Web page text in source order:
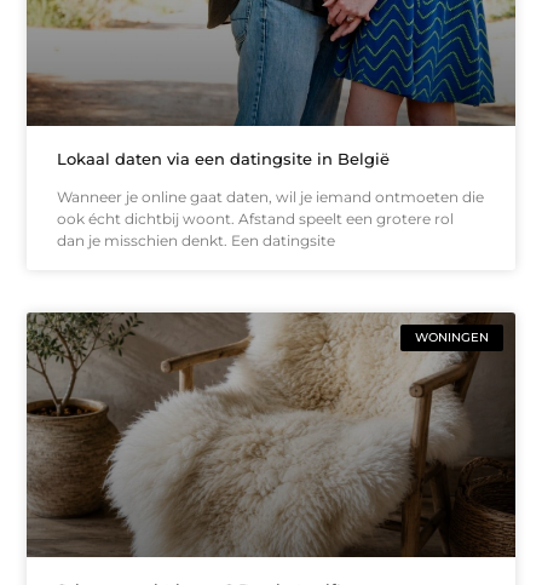
Lokaal daten via een datingsite in België
Wanneer je online gaat daten, wil je iemand ontmoeten die
ook écht dichtbij woont. Afstand speelt een grotere rol
dan je misschien denkt. Een datingsite
WONINGEN